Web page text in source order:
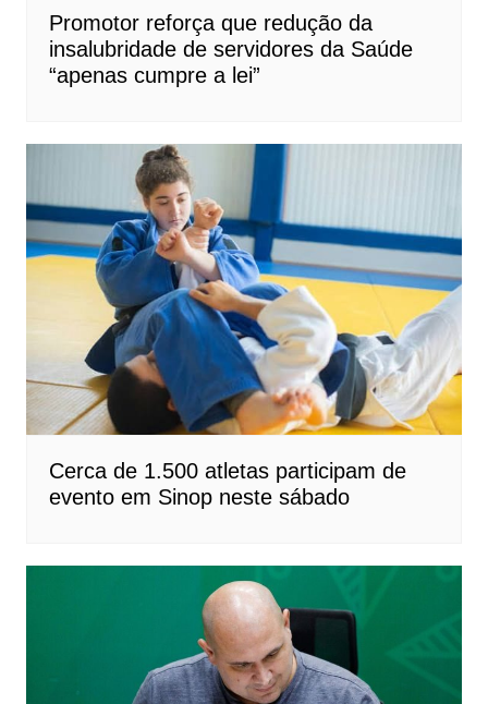
Promotor reforça que redução da
insalubridade de servidores da Saúde
“apenas cumpre a lei”
Cerca de 1.500 atletas participam de
evento em Sinop neste sábado